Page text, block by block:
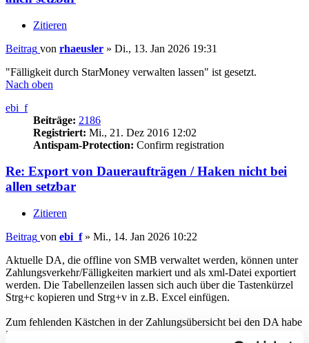
Zitieren
Beitrag von rhaeusler » Di., 13. Jan 2026 19:31
"Fälligkeit durch StarMoney verwalten lassen" ist gesetzt.
Nach oben
ebi_f
Beiträge: 2186
Registriert: Mi., 21. Dez 2016 12:02
Antispam-Protection: Confirm registration
Re: Export von Daueraufträgen / Haken nicht bei
allen setzbar
Zitieren
Beitrag von ebi_f» Mi., 14. Jan 2026 10:22
Aktuelle DA, die offline von SMB verwaltet werden, können unter
Zahlungsverkehr/Fälligkeiten markiert und als xml-Datei exportiert
werden. Die Tabellenzeilen lassen sich auch über die Tastenkürzel
Strg+c kopieren und Strg+v in z.B. Excel einfügen.
Zum fehlenden Kästchen in der Zahlungsübersicht bei den DA habe
ich im Hilfe-Center beim Artikel Daueraufträge folgenden Hinweis